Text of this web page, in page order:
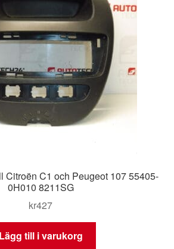
Citroën C1 och Peugeot 107 55405-
0H010 8211SG
kr427
Lägg till i varukorg